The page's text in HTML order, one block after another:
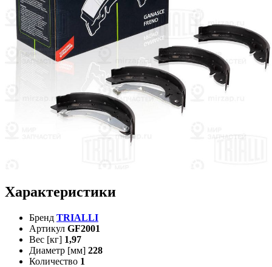
Характеристики
Бренд TRIALLI
Артикул GF2001
Вес [кг] 1,97
Диаметр [мм] 228
Количество 1